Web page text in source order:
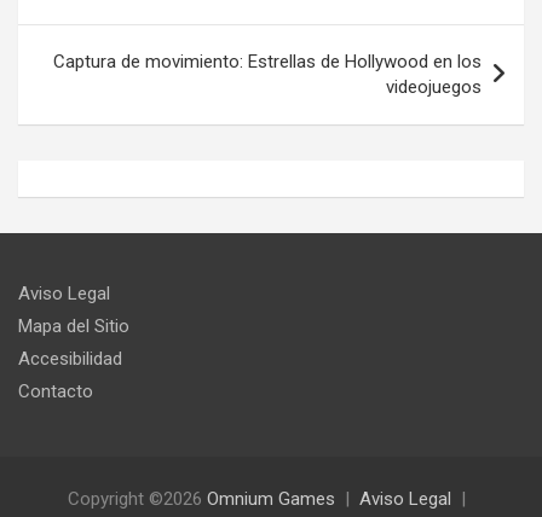
entradas
Captura de movimiento: Estrellas de Hollywood en los
videojuegos
Aviso Legal
Mapa del Sitio
Accesibilidad
Contacto
Copyright ©2026 Omnium Games Aviso Legal